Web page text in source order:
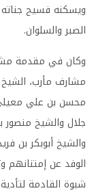
ويسكنه فسيح جناته
الصبر والسلوان.
وكان في مقدمة
مشارف مأرب،
محسن بن علي
جلال والشيخ منصور
والشيخ أبوبكر بن
الوفد عن
شبوة القادمة